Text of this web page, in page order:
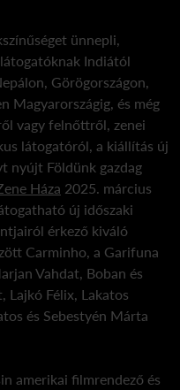
ünnepli,
Indiától
Görögországon,
Magyarországig, és még
vagy felnőttről, zenei
látogatóról, a kiállítás új
nyújt Földünk gazdag
Háza 2025. március
új időszaki
érkező kiváló
Carminho, a Garifuna
Vahdat, Boban és
Lajkó Félix, Lakatos
és Sebestyén Márta
amerikai filmrendező és